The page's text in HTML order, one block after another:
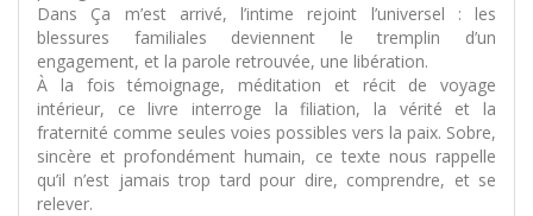
Dans Ça m’est arrivé, l’intime rejoint l’universel : les
blessures familiales deviennent le tremplin d’un
engagement, et la parole retrouvée, une libération.
À la fois témoignage, méditation et récit de voyage
intérieur, ce livre interroge la filiation, la vérité et la
fraternité comme seules voies possibles vers la paix. Sobre,
sincère et profondément humain, ce texte nous rappelle
qu’il n’est jamais trop tard pour dire, comprendre, et se
relever.